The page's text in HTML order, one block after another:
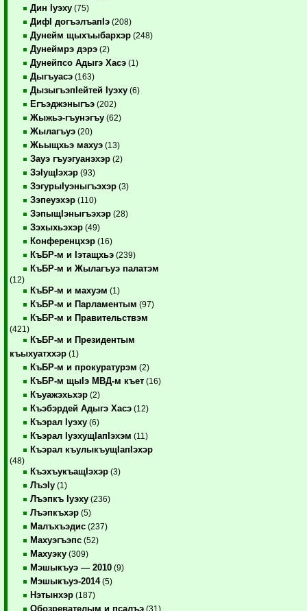
Дин Iуэху (75)
ДифI догъэлъапIэ (208)
Дунейм щыхъыбархэр (248)
Дунеймрэ дэрэ (2)
Дунейпсо Адыгэ Хасэ (1)
Дыгъуасэ (163)
ДызыгъэпIейтей Iуэху (6)
Егъэджэныгъэ (202)
Жыжьэ-гъунэгъу (62)
Жылагъуэ (20)
Жьыщхьэ махуэ (13)
Зауэ гъуэгуанэхэр (2)
ЗэIущIэхэр (93)
ЗэгурыIуэныгъэхэр (3)
Зэпеуэхэр (110)
ЗэпыщIэныгъэхэр (28)
Зэхыхьэхэр (49)
Конференцхэр (16)
КъБР-м и Iэтащхьэ (239)
КъБР-м и Жылагъуэ палатэм
(12)
КъБР-м и махуэм (1)
КъБР-м и Парламентым (97)
КъБР-м и Правительствэм
(421)
КъБР-м и Президентым
къыхуатххэр (1)
КъБР-м и прокуратурэм (2)
КъБР-м щыIэ МВД-м къет (16)
Къуажэхьхэр (2)
Къэбэрдей Адыгэ Хасэ (12)
Къэрал Iуэху (6)
Къэрал IуэхущIапIэхэм (11)
Къэрал къулыкъущIапIэхэр
(48)
КъэхъукъащIэхэр (3)
ЛъэIу (1)
Лъэпкъ Iуэху (236)
Лъэпкъхэр (5)
Малъхъэдис (237)
Махуэгъэпс (52)
Махуэку (309)
Мэшыкъуэ — 2010 (9)
Мэшыкъуэ-2014(5)
Нэтынхэр (187)
Обозревателым и псалъэ (31)